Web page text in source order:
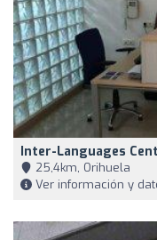
Inter-Languages
25,4km, Orihuela
Ver información y